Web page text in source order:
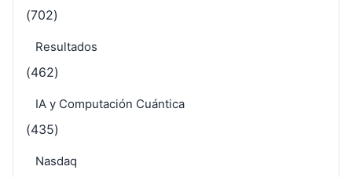
(702)
Resultados
(462)
IA y Computación Cuántica
(435)
Nasdaq